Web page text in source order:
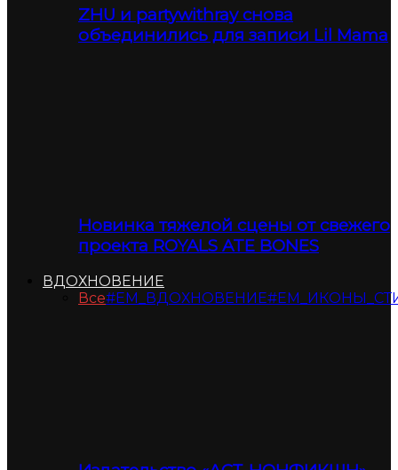
ZHU и partywithray снова
объединились для записи Lil Mama
Новинка тяжелой сцены от свежего
проекта ROYALS ATE BONES
ВДОХНОВЕНИЕ
Все#ЕМ_ВДОХНОВЕНИЕ